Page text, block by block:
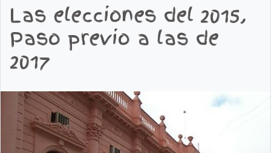
Las elecciones del 2015,
Paso previo a las de
2017